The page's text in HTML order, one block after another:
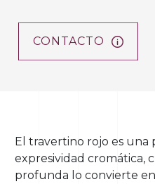
CONTACTO
El travertino rojo es una
expresividad cromática,
profunda lo convierte